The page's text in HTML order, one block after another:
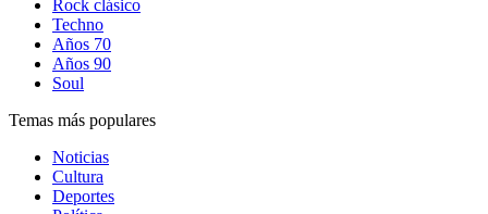
Rock clásico
Techno
Años 70
Años 90
Soul
Temas más populares
Noticias
Cultura
Deportes